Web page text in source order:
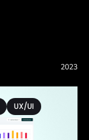
2023
UX/UI